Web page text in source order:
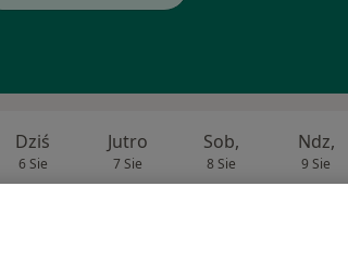
Dziś
6 Sie
Jutro
7 Sie
Sob,
8 Sie
Ndz,
9 Sie